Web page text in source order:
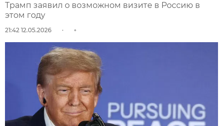
Трамп заявил о возможном визите в Россию в
этом году
21:42 12.05.2026